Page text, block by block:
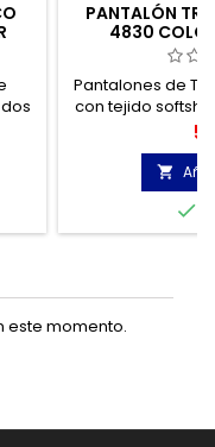
PANTALÓN
4830
Pantalones de
con tejido
interior
indicado para
que 

este momento.